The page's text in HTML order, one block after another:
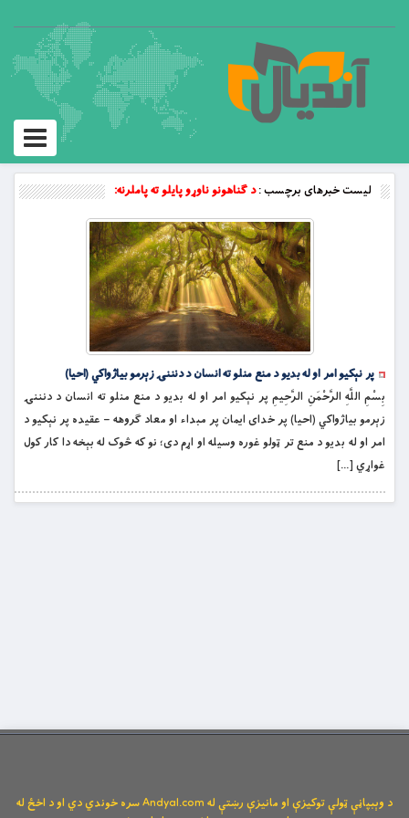
Toggle
لیست خبرهای برچسب :د ګناهونو ناوړو پايلو ته پاملرنه:
پر نېکيو امر او له بديو د منع منلو ته انسان د دنننۍ زېرمو بياژواکي (احیا)
بِسْمِ اللَّهِ الرَّحْمَنِ الرَّحِيمِ پر نېکيو امر او له بديو د منع منلو ته انسان د دنننۍ
زېرمو بياژواکي (احیا) پر خداى ايمان پر مبداء او معاد ګروهه – عقیده پر نېکيو د
امر او له بديو د منع تر ټولو غوره وسيله او اړم دى؛ نو که څوک له بېخه دا کار کول
غواړي […]
د وېبپاڼې ټولې توکیزې او مانیزې رښتې له Andyal.com سره خوندي دي او د اخځ له